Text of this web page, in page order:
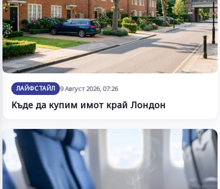
ЛАЙФСТАЙЛ 9 Август 2026, 07:26
Къде да купим имот край Лондон